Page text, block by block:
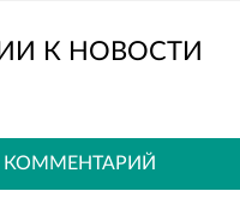
Одноклассниках
К НОВОСТИ
КОММЕНТАРИЙ